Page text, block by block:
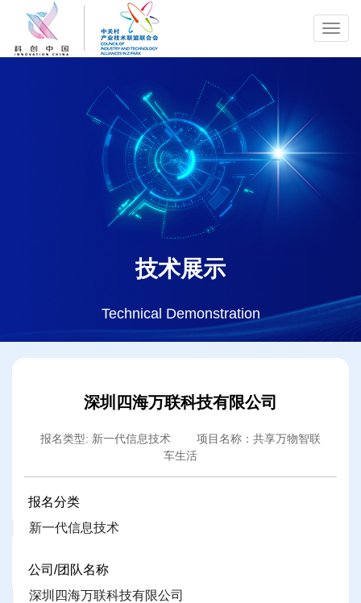
技术展示
Technical Demonstration
深圳四海万联科技有限公司
报名类型: 新一代信息技术 项目名称：共享万物智联
车生活
报名分类
新一代信息技术
公司/团队名称
深圳四海万联科技有限公司